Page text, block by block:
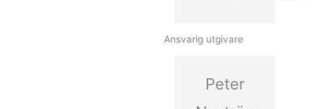
Ansvarig utgivare
Peter